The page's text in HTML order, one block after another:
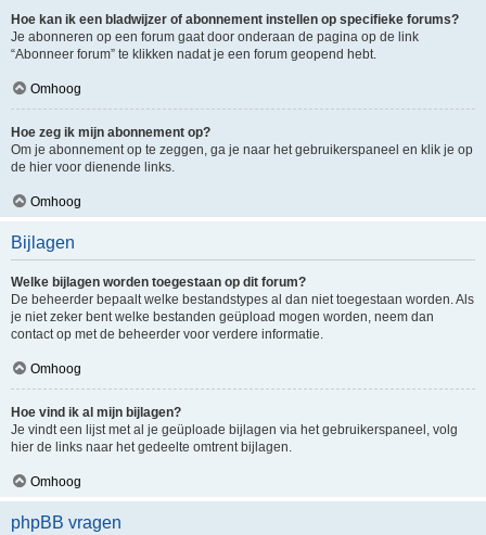
Hoe kan ik een bladwijzer of abonnement instellen op specifieke forums?
Je abonneren op een forum gaat door onderaan de pagina op de link
“Abonneer forum” te klikken nadat je een forum geopend hebt.
Omhoog
Hoe zeg ik mijn abonnement op?
Om je abonnement op te zeggen, ga je naar het gebruikerspaneel en klik je op
de hier voor dienende links.
Omhoog
Bijlagen
Welke bijlagen worden toegestaan op dit forum?
De beheerder bepaalt welke bestandstypes al dan niet toegestaan worden. Als
je niet zeker bent welke bestanden geüpload mogen worden, neem dan
contact op met de beheerder voor verdere informatie.
Omhoog
Hoe vind ik al mijn bijlagen?
Je vindt een lijst met al je geüploade bijlagen via het gebruikerspaneel, volg
hier de links naar het gedeelte omtrent bijlagen.
Omhoog
phpBB vragen